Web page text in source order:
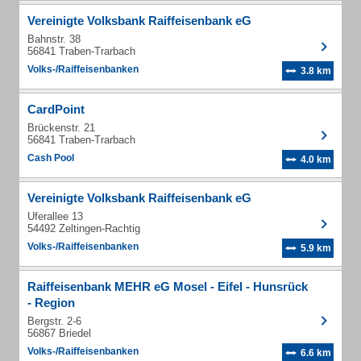
Vereinigte Volksbank Raiffeisenbank eG
Bahnstr. 38
56841 Traben-Trarbach
Volks-/Raiffeisenbanken 3.8 km
CardPoint
Brückenstr. 21
56841 Traben-Trarbach
Cash Pool 4.0 km
Vereinigte Volksbank Raiffeisenbank eG
Uferallee 13
54492 Zeltingen-Rachtig
Volks-/Raiffeisenbanken 5.9 km
Raiffeisenbank MEHR eG Mosel - Eifel - Hunsrück
- Region
Bergstr. 2-6
56867 Briedel
Volks-/Raiffeisenbanken 6.6 km